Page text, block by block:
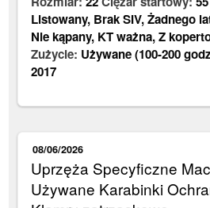
Listowany, Brak SIV,Żadnego
Nie kąpany, KT ważna,Z
Zużycie: Używane (100-200
2017
08/06/2026
Uprzęża Specyficzne
Używane Karabinki